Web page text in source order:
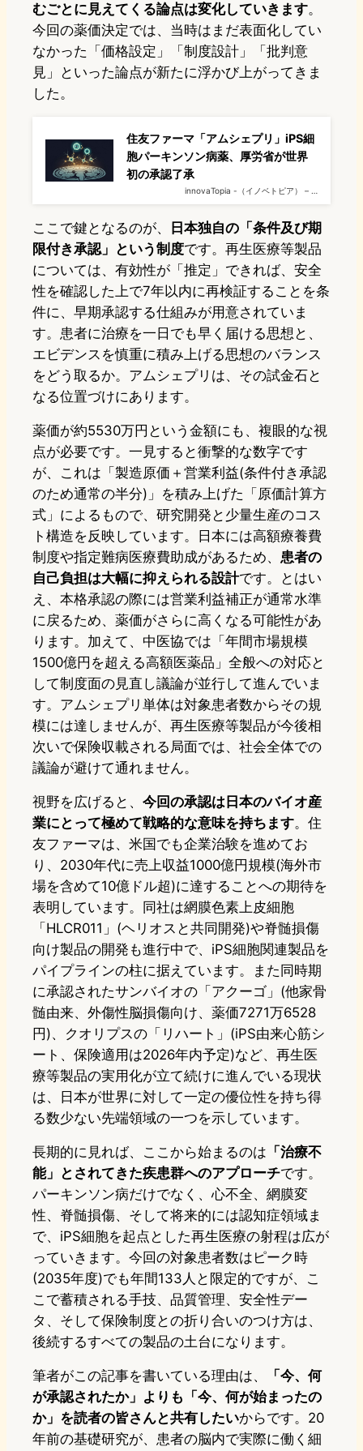
むごとに見えてくる論点は変化していきます。
今回の薬価決定では、当時はまだ表面化してい
なかった「価格設定」「制度設計」「批判意
見」といった論点が新たに浮かび上がってきま
した。
住友ファーマ「アムシェプリ」iPS細
胞パーキンソン病薬、厚労省が世界
初の承認了承
innovaTopia -（イノベトピア） – …
ここで鍵となるのが、
日本独自の「条件及び期
限付き承認」という制度です。再生医療等製品
については、有効性が「推定」できれば、安全
性を確認した上で7年以内に再検証することを条
件に、早期承認する仕組みが用意されていま
す。患者に治療を一日でも早く届ける思想と、
エビデンスを慎重に積み上げる思想のバランス
をどう取るか。アムシェプリは、その試金石と
なる位置づけにあります。
薬価が約5530万円という金額にも、複眼的な視
点が必要です。一見すると衝撃的な数字です
が、これは「製造原価＋営業利益(条件付き承認
のため通常の半分)」を積み上げた「原価計算方
式」によるもので、研究開発と少量生産のコス
ト構造を反映しています。日本には高額療養費
制度や指定難病医療費助成があるため、 患者の
自己負担は大幅に抑えられる設計です。とはい
え、本格承認の際には営業利益補正が通常水準
に戻るため、薬価がさらに高くなる可能性があ
ります。加えて、中医協では「年間市場規模
1500億円を超える高額医薬品」全般への対応と
して制度面の見直し議論が並行して進んでいま
す。アムシェプリ単体は対象患者数からその規
模には達しませんが、再生医療等製品が今後相
次いで保険収載される局面では、社会全体での
議論が避けて通れません。
視野を広げると、 今回の承認は日本のバイオ産
業にとって極めて戦略的な意味を持ちます。住
友ファーマは、米国でも企業治験を進めてお
り、2030年代に売上収益1000億円規模(海外市
場を含めて10億ドル超)に達することへの期待を
表明しています。同社は網膜色素上皮細胞
「HLCR011」(ヘリオスと共同開発)や脊髄損傷
向け製品の開発も進行中で、iPS細胞関連製品を
パイプラインの柱に据えています。また同時期
に承認されたサンバイオの「アクーゴ」(他家骨
髄由来、外傷性脳損傷向け、薬価7271万6528
円)、クオリプスの「リハート」(iPS由来心筋シ
ート、保険適用は2026年内予定)など、再生医
療等製品の実用化が立て続けに進んでいる現状
は、日本が世界に対して一定の優位性を持ち得
る数少ない先端領域の一つを示しています。
長期的に見れば、ここから始まるのは 「治療不
能」とされてきた疾患群へのアプローチです。
パーキンソン病だけでなく、心不全、網膜変
性、脊髄損傷、そして将来的には認知症領域ま
で、iPS細胞を起点とした再生医療の射程は広が
っていきます。今回の対象患者数はピーク時
(2035年度)でも年間133人と限定的ですが、こ
こで蓄積される手技、品質管理、安全性デー
タ、そして保険制度との折り合いのつけ方は、
後続するすべての製品の土台になります。
筆者がこの記事を書いている理由は、
「今、何
が承認されたか」よりも「今、何が始まったの
か」を読者の皆さんと共有したいからです。20
年前の基礎研究が、患者の脳内で実際に働く細